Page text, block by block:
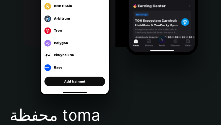
Português (Portugal)
Bahasa Indonesia
Português (Brasil)
Español (Argentina)
محفظة toma